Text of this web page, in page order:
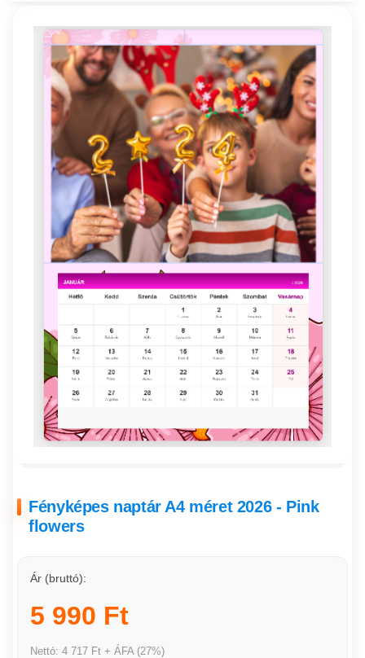
Fényképes naptár A4 méret 2026 - Pink
flowers
Ár (bruttó):
5 990 Ft
Nettó: 4 717 Ft + ÁFA (27%)